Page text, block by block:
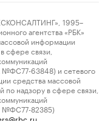
1995–
агентства «РБК»
информации
сфере связи,
№ФС77-63848) и сетевого
средства массовой
надзору в сфере связи,
№ФС77-82385)